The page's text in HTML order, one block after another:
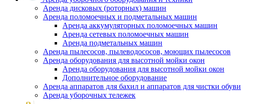
Аренда дисковых (роторных) машин
Аренда поломоечных и подметальных машин
Аренда аккумуляторных поломоечных машин
Аренда сетевых поломоечных машин
Аренда подметальных машин
Аренда пылесосов, пылеводососов, моющих пылесосов
Аренда оборудования для высотной мойки окон
Аренда оборудования для высотной мойки окон
Дополнительное оборудование
Аренда аппаратов для бахил и аппаратов для чистки обуви
Аренда уборочных тележек